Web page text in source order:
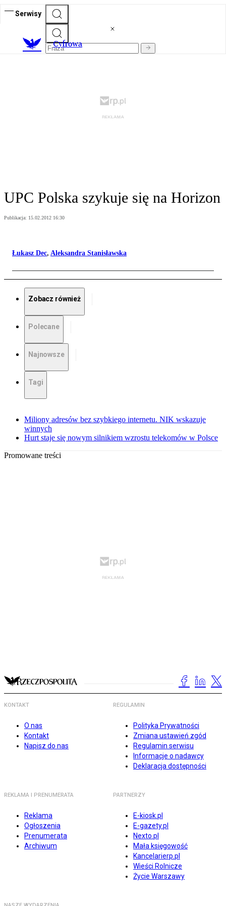
Serwisy
Cyfrowa
UPC Polska szykuje się na Horizon
Publikacja: 15.02.2012 16:30
Łukasz Dec, Aleksandra Stanisławska
Zobacz również
Polecane
Najnowsze
Tagi
Miliony adresów bez szybkiego internetu. NIK wskazuje
winnych
Hurt staje się nowym silnikiem wzrostu telekomów w Polsce
Promowane treści
KONTAKT
O nas
Kontakt
Napisz do nas
REGULAMIN
Polityka Prywatności
Zmiana ustawień zgód
Regulamin serwisu
Informacje o nadawcy
Deklaracja dostępności
REKLAMA I PRENUMERATA
Reklama
Ogłoszenia
Prenumerata
Archiwum
PARTNERZY
E-kiosk.pl
E-gazety.pl
Nexto.pl
Mała księgowość
Kancelarierp.pl
Wieści Rolnicze
Życie Warszawy